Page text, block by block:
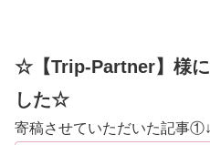
☆【Trip-Partner】様に
した☆
寄稿させていただいた記事①↓